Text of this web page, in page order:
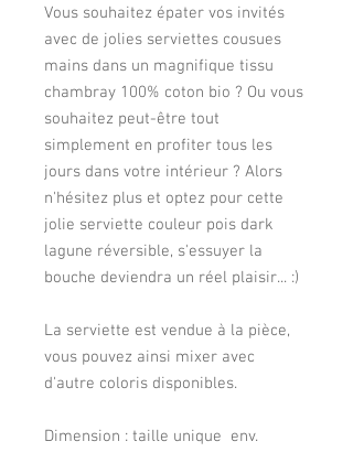
Vous souhaitez épater vos invités
avec de jolies serviettes cousues
mains dans un magnifique tissu
chambray 100% coton bio ? Ou vous
souhaitez peut-être tout
simplement en profiter tous les
jours dans votre intérieur ? Alors
n'hésitez plus et optez pour cette
jolie serviette couleur pois dark
lagune réversible, s'essuyer la
bouche deviendra un réel plaisir... :)
La serviette est vendue à la pièce,
vous pouvez ainsi mixer avec
d'autre coloris disponibles.
Dimension : taille unique env.